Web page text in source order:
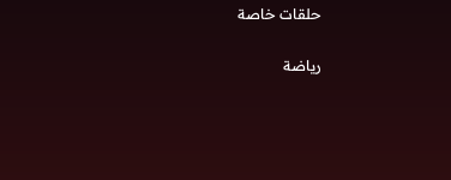
حلقات خاصة
رياضة